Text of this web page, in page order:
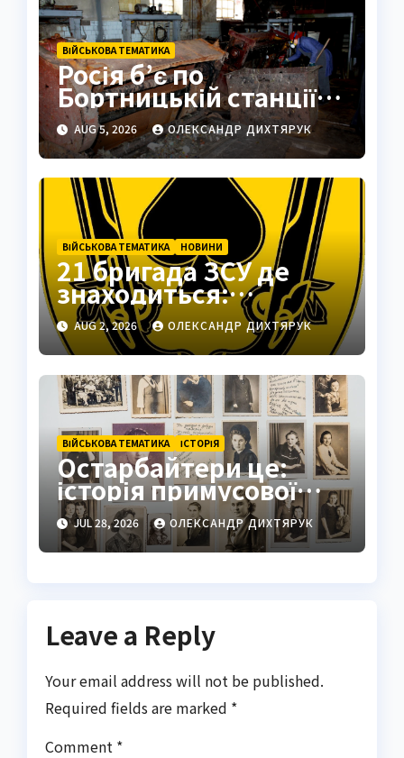
ВІЙСЬКОВА ТЕМАТИКА
Росія б’є по
Бортницькій станції:
експерт попередив
про катастрофу
AUG 5, 2026 ОЛЕКСАНДР ДИХТЯРУК
ВІЙСЬКОВА ТЕМАТИКА НОВИНИ
21 бригада ЗСУ де
знаходиться:
Подільськ як
стратегічний центр
AUG 2, 2026 ОЛЕКСАНДР ДИХТЯРУК
ВІЙСЬКОВА ТЕМАТИКА ІСТОРІЯ
Остарбайтери це:
історія примусової
праці українців
JUL 28, 2026 ОЛЕКСАНДР ДИХТЯРУК
Leave a Reply
Your email address will not be published.
Required fields are marked *
Comment *